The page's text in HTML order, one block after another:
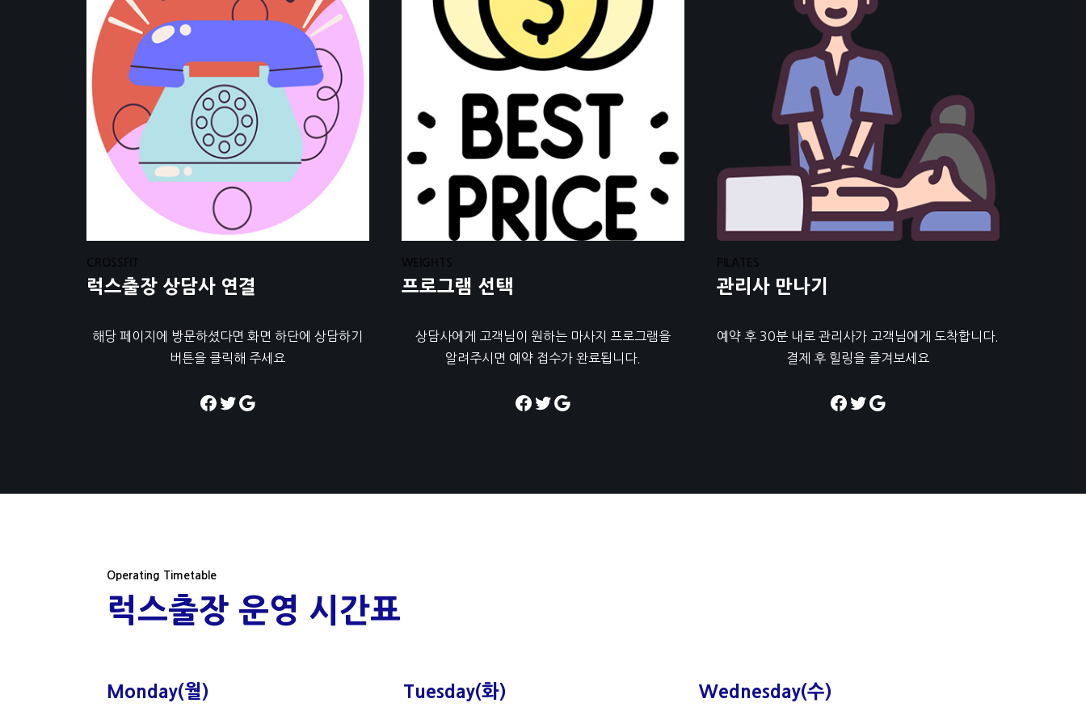
럭스출장 상담사 연결
해당 페이지에 방문하셨다면 화면 하단에 상담하기
버튼을 클릭해 주세요
프로그램 선택
상담사에게 고객님이 원하는 마사지 프로그램을
알려주시면 예약 접수가 완료됩니다.
관리사 만나기
예약 후 30분 내로 관리사가 고객님에게 도착합니다.
결제 후 힐링을 즐겨보세요
Operating Timetable
럭스출장 운영 시간표
Monday(월) Tuesday(화) Wednesday(수)